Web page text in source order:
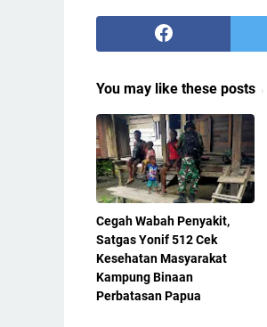
You may like these posts
Cegah Wabah Penyakit,
Satgas Yonif 512 Cek
Kesehatan Masyarakat
Kampung Binaan
Perbatasan Papua